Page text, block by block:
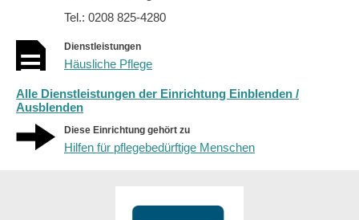
Tel.: 0208 825-4280
Dienstleistungen
Häusliche Pflege
Alle Dienstleistungen der Einrichtung Einblenden /
Ausblenden
Diese Einrichtung gehört zu
Hilfen für pflegebedürftige Menschen